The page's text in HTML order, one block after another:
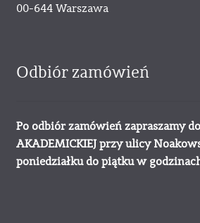
00-644 Warszawa
Odbiór zamówień
Po odbiór zamówień zapraszamy
AKADEMICKIEJ przy ulicy
poniedziałku do piątku w